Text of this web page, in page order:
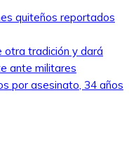
quiteños reportados
otra tradición y dará
ante militares
por asesinato, 34 años